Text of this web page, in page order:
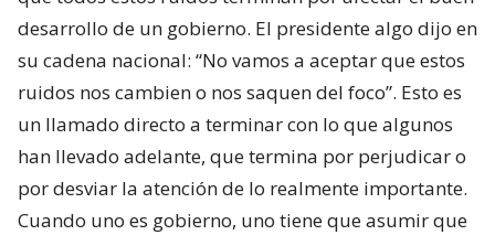
desarrollo de un gobierno. El presidente algo dijo en
su cadena nacional: “No vamos a aceptar que estos
ruidos nos cambien o nos saquen del foco”. Esto es
un llamado directo a terminar con lo que algunos
han llevado adelante, que termina por perjudicar o
por desviar la atención de lo realmente importante.
Cuando uno es gobierno, uno tiene que asumir que